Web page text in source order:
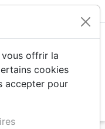
offrir la
cookies
accepter pour